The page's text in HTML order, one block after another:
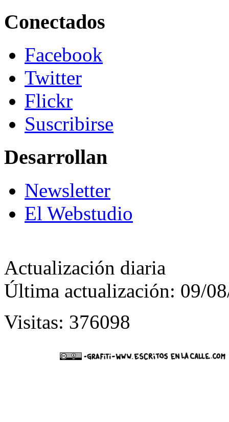
Conectados
Facebook
Twitter
Flickr
Suscribirse
Desarrollan
Newsletter
El Webstudio
Actualización diaria
Última actualización: 09/
Visitas: 376098